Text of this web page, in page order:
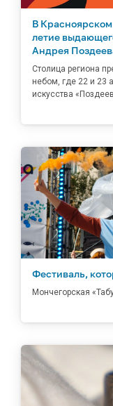
В Красноярском
летие
Андрея
Столица региона
небом, где 22 и 23
искусства
Фестиваль,
Мончегорская